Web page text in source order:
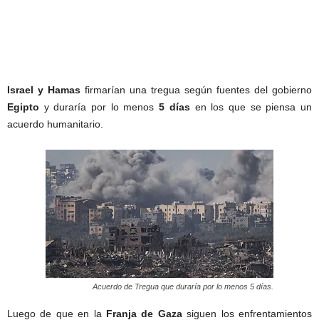
Israel y Hamas firmarían una tregua según fuentes del gobierno
Egipto y duraría por lo menos5 díasen los que se piensa un
acuerdo humanitario.
Acuerdo de Tregua que duraría por lo menos 5 días.
Luego de que en la Franja de Gazasiguen los enfrentamientos